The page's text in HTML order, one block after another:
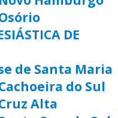
DE
de Santa Maria
do Sul
Alta